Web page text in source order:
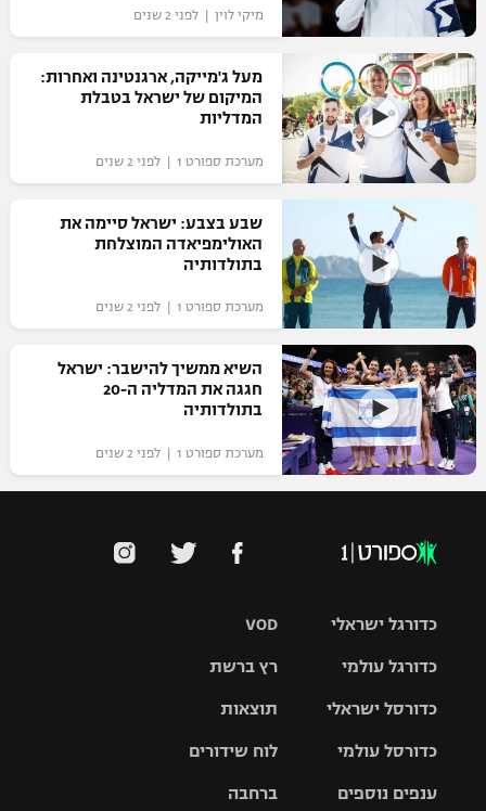
מיקי לוין | לפני 2 שנים
מעל ג'מייקה, ארגנטינה ואחרות:
המיקום של ישראל בטבלת
המדליות
מערכת ספורט 1 | לפני 2 שנים
שבע בצבע: ישראל סיימה את
האולימפיאדה המוצלחת
בתולדותיה
מערכת ספורט 1 | לפני 2 שנים
השיא ממשיך להישבר: ישראל
חגגה את המדליה ה-20
בתולדותיה
מערכת ספורט 1 | לפני 2 שנים
VOD
רץ ברשת
תוצאות
לוח שידורים
ברחבה
כדורגל ישראלי
גביע הטוטו
כדורגל עולמי
האלופות
ליגה
כדורסל ישראלי
סל
כדורסל עולמי
ענפים נוספים